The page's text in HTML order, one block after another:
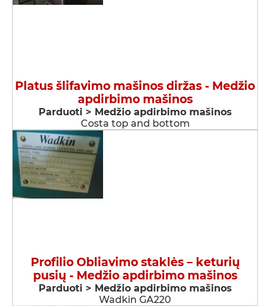
Platus šlifavimo mašinos diržas - Medžio
apdirbimo mašinos
Parduoti > Medžio apdirbimo mašinos
Costa top and bottom
Profilio Obliavimo staklės – keturių
pusių - Medžio apdirbimo mašinos
Parduoti > Medžio apdirbimo mašinos
Wadkin GA220